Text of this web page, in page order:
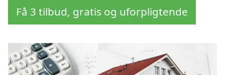
Få 3 tilbud, gratis og uforpligtende